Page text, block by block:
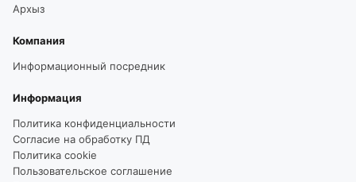
Архыз
Компания
Информационный посредник
Информация
Политика конфиденциальности
Согласие на обработку ПД
Политика cookie
Пользовательское соглашение